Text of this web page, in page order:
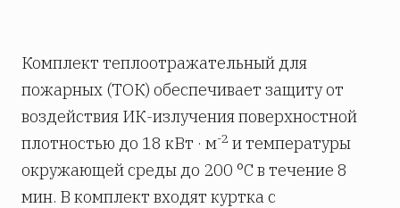
Комплект теплоотражательный для
пожарных (ТОК) обеспечивает защиту от
воздействия ИК-излучения поверхностной
плотностью до 18 кВт · м-2 и температуры
окружающей среды до 200 °С в течение 8
мин. В комплект входят куртка с